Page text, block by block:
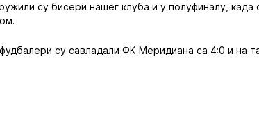
су бисери нашег клуба и у полуфиналу,
су савладали ФК Меридиана са 4:0 и на